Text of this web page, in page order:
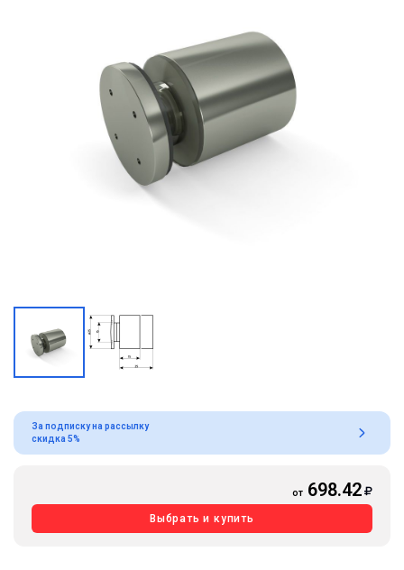
За подписку на рассылку
скидка 5%
от 698.42
Выбрать и купить